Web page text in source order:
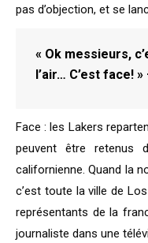
pas d’objection, et se
« Ok messieurs,
l’air… C’est face!
Face : les Lakers
peuvent être retenus
californienne. Quand la
c’est toute la ville de
représentants de la
journaliste dans une